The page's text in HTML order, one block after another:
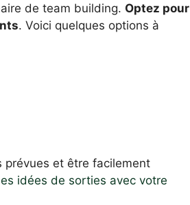
de team building. Optez pour
. Voici quelques options à
prévues et être facilement
idées de sorties avec votre